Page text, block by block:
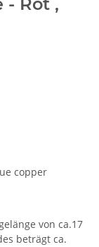
copper
von ca.17
beträgt ca.